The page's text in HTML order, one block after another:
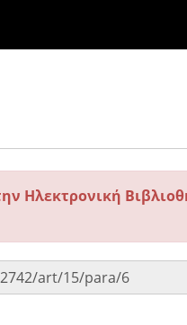
Ηλεκτρονική